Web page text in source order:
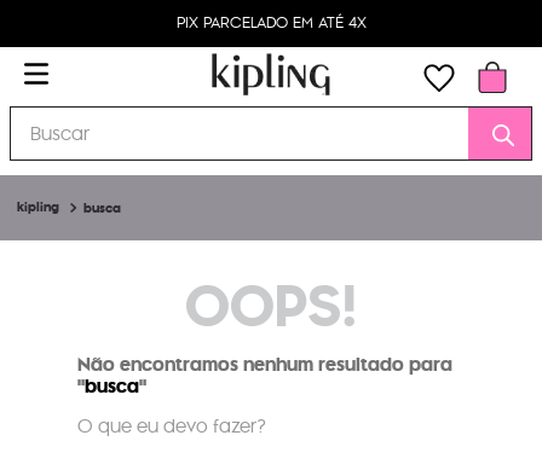
PIX PARCELADO EM ATÉ 4X
Buscar
busca
OOPS!
Não encontramos nenhum resultado para
"busca"
O que eu devo fazer?